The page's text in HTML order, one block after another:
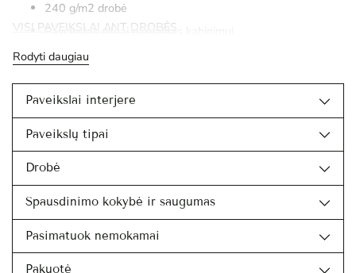
240 g/m2 drobė
Paveikslas pilnai paruoštas kabinimui
VISI PAVEIKSLAI ANT DROBĖS
Rodyti daugiau
Paveikslai interjere
Paveikslų tipai
Drobė
Spausdinimo kokybė ir saugumas
Pasimatuok nemokamai
Pakuotė